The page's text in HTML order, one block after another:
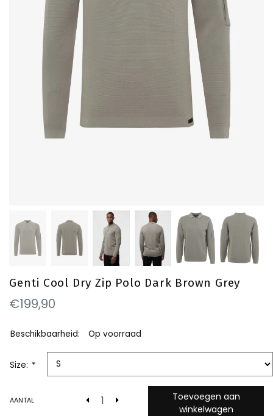
Genti Cool Dry Zip Polo Dark Brown Grey
€199,90
Beschikbaarheid: Op voorraad
Size: *
AANTAL
Toevoegen aan
winkelwagen